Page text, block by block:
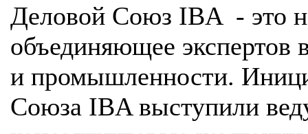
Деловой Союз IBA - это
объединяющее экспертов
и промышленности.
Союза IBA выступили